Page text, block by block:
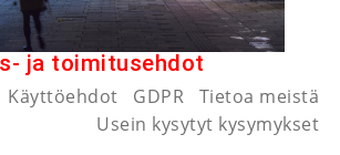
Käyttöehdot GDPR
Tietoa meistä
Usein kysytyt kysymykset
ja toimitusehdot